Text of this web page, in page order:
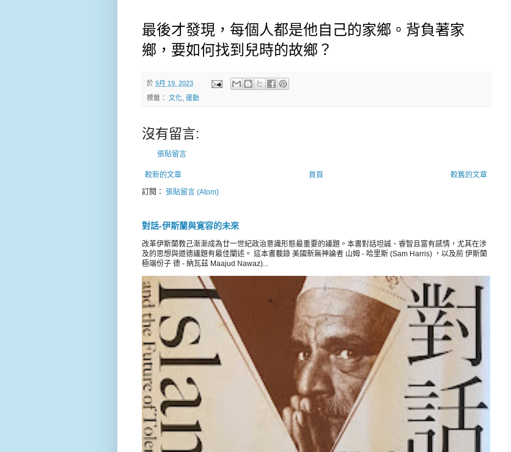
最後才發現，每個人都是他自己的家鄉。背負著家
鄉，要如何找到兒時的故鄉？
於 9月 19, 2023
標籤： 文化, 運動
沒有留言:
張貼留言
較新的文章 較舊的文章
首頁
訂閱： 張貼留言 (Atom)
對話-伊斯蘭與寛容的未來
改革伊斯蘭教己漸漸成為廿一世紀政治意識形態最重要的議題。本書對話坦誠、睿智且富有感情，尤其在涉
及的思想與道德議題有最佳闡述。 這本書載錄 美國新無神論者 山姆 - 哈里斯 (Sam Harris) ，以及前 伊斯蘭
極端份子 德 - 納瓦茲 Maajud Nawaz)...